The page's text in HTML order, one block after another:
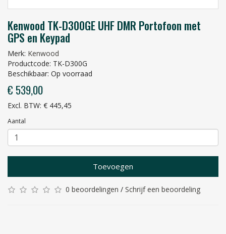
Kenwood TK-D300GE UHF DMR Portofoon met
GPS en Keypad
Merk: Kenwood
Productcode: TK-D300G
Beschikbaar: Op voorraad
€ 539,00
Excl. BTW: € 445,45
Aantal
Toevoegen
0 beoordelingen / Schrijf een beoordeling